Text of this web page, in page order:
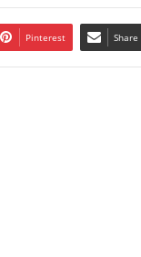
Pinterest